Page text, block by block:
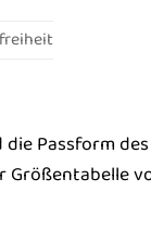
Passform des